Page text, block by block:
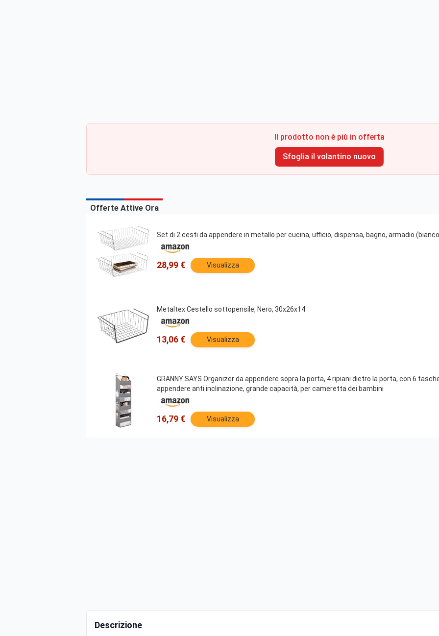
Il prodotto non è più in offerta
Sfoglia il volantino nuovo
Offerte Attive Ora
Set di 2 cesti da appendere in metallo per cucina, ufficio, dispensa, bagno, armadio
28,99 € Visualizza
Metaltex Cestello sottopensile, Nero, 30x26x14
13,06 € Visualizza
GRANNY SAYS Organizer da appendere sopra la porta, 4 ripiani dietro la porta, con 6
appendere anti inclinazione, grande capacità, per cameretta dei bambini
16,79 € Visualizza
Descrizione